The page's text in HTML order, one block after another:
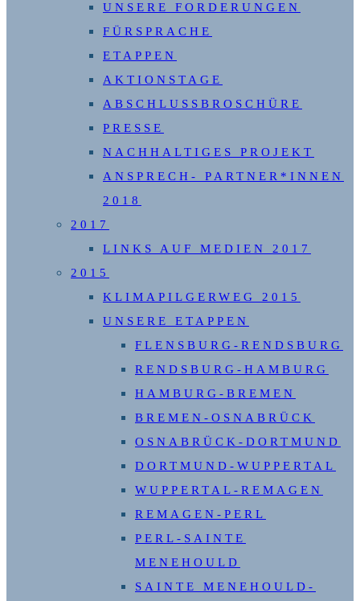
UNSERE FORDERUNGEN
FÜRSPRACHE
ETAPPEN
AKTIONSTAGE
ABSCHLUSSBROSCHÜRE
PRESSE
NACHHALTIGES PROJEKT
ANSPRECH- PARTNER*INNEN
2018
2017
LINKS AUF MEDIEN 2017
2015
KLIMAPILGERWEG 2015
UNSERE ETAPPEN
FLENSBURG-RENDSBURG
RENDSBURG-HAMBURG
HAMBURG-BREMEN
BREMEN-OSNABRÜCK
OSNABRÜCK-DORTMUND
DORTMUND-WUPPERTAL
WUPPERTAL-REMAGEN
REMAGEN-PERL
PERL-SAINTE
MENEHOULD
SAINTE MENEHOULD-